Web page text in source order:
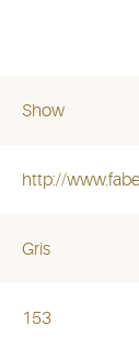
Show
http://
Gris
153